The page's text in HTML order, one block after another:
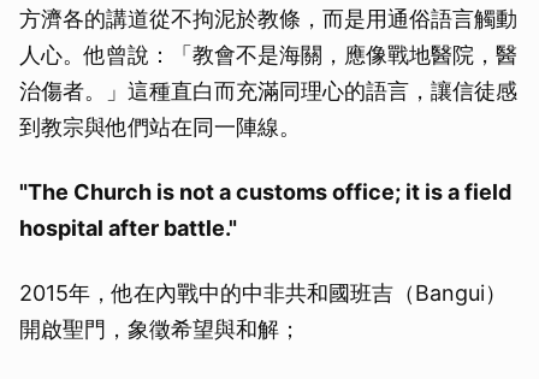
方濟各的講道從不拘泥於教條，而是用通俗語言觸動
人心。他曾說：「教會不是海關，應像戰地醫院，醫
治傷者。」這種直白而充滿同理心的語言，讓信徒感
到教宗與他們站在同一陣線。
"The Church is not a customs office; it is a field
hospital after battle."
2015年，他在內戰中的中非共和國班吉（Bangui）
開啟聖門，象徵希望與和解；